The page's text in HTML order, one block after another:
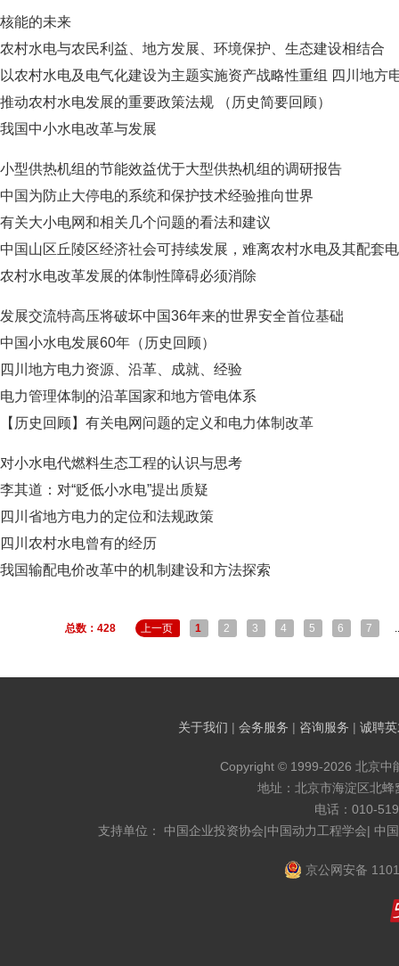
核能的未来
农村水电与农民利益、地方发展、环境保护、生态建设相结合
以农村水电及电气化建设为主题实施资产战略性重组 四川地方
推动农村水电发展的重要政策法规 （历史简要回顾）
我国中小水电改革与发展
小型供热机组的节能效益优于大型供热机组的调研报告
中国为防止大停电的系统和保护技术经验推向世界
有关大小电网和相关几个问题的看法和建议
中国山区丘陵区经济社会可持续发展，难离农村水电及其配套
农村水电改革发展的体制性障碍必须消除
发展交流特高压将破坏中国36年来的世界安全首位基础
中国小水电发展60年（历史回顾）
四川地方电力资源、沿革、成就、经验
电力管理体制的沿革国家和地方管电体系
【历史回顾】有关电网问题的定义和电力体制改革
对小水电代燃料生态工程的认识与思考
李其道：对“贬低小水电”提出质疑
四川省地方电力的定位和法规政策
四川农村水电曾有的经历
我国输配电价改革中的机制建设和方法探索
总数：428 上一页 1 2 3 4 5 6 7
关于我们 | 会务服务 | 咨询服务 | 诚聘
Copyright © 1999-2026 北京中
地址：北京市海淀区北
电话：010-
支持单位： 中国企业投资协会|中国动力工程学会| 中
京公网安备